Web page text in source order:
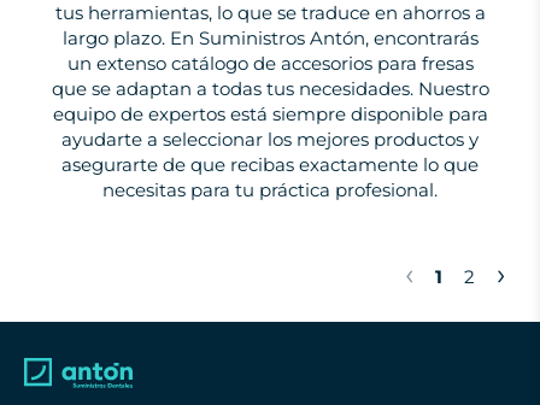
tus herramientas, lo que se traduce en ahorros a
largo plazo. En Suministros Antón, encontrarás
un extenso catálogo de accesorios para fresas
que se adaptan a todas tus necesidades. Nuestro
equipo de expertos está siempre disponible para
ayudarte a seleccionar los mejores productos y
asegurarte de que recibas exactamente lo que
necesitas para tu práctica profesional.
‹ 1 2 ›